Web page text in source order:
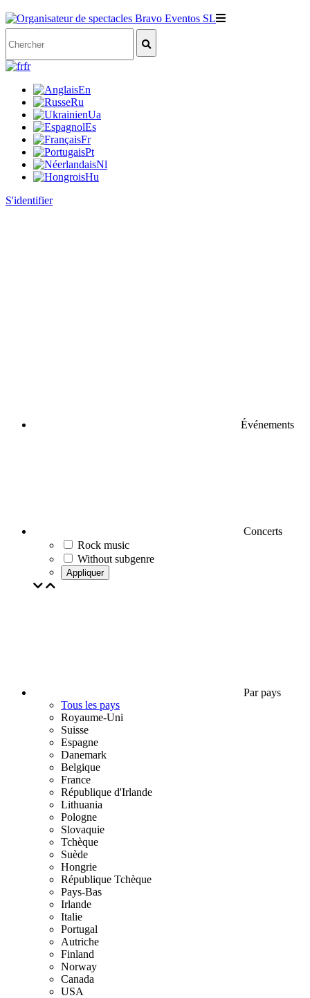
fr
En
Ru
Ua
Es
Fr
Pt
Nl
Hu
S'identifier
Événements
Concerts
Rock music
Without subgenre
Appliquer
Par pays
Tous les pays
Royaume-Uni
Suisse
Espagne
Danemark
Belgique
France
République d'Irlande
Lithuania
Pologne
Slovaquie
Tchèque
Suède
Hongrie
République Tchèque
Pays-Bas
Irlande
Italie
Portugal
Autriche
Finland
Norway
Canada
USA